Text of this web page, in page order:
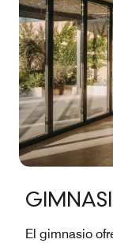
El gimnasio